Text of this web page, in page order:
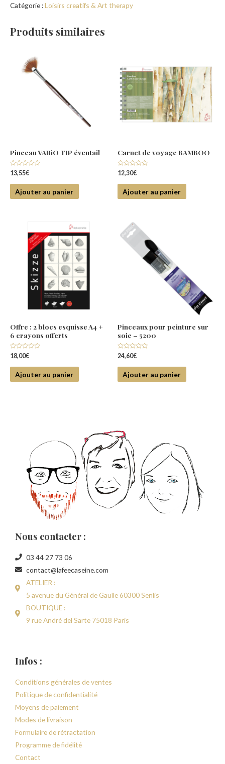
Catégorie :Loisirs creatifs & Art therapy
Produits similaires
Pinceau VARiO TIP éventail
Note
0
sur
13,55€
Ajouter au panier
Carnet de voyage BAMBOO
Note
0
sur
12,30€
Ajouter au panier
Offre : 2 blocs esquisse A4 +
6 crayons offerts
Note
0
sur
18,00€
Ajouter au panier
Pinceaux pour peinture sur
soie – 5200
Note
0
sur
24,60€
Ajouter au panier
Nous contacter :
03 44 27 73 06
contact@lafeecaseine.com
ATELIER :
5 avenue du Général de Gaulle 60300 Senlis
BOUTIQUE :
9 rue André del Sarte 75018 Paris
Infos :
Conditions générales de ventes
Politique de confidentialité
Moyens de paiement
Modes de livraison
Formulaire de rétractation
Programme de fidélité
Contact